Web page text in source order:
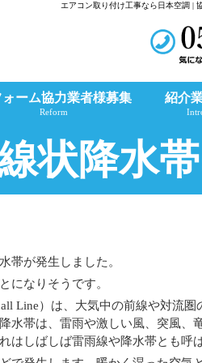
エアコン取り付け工事なら日本空調 |
ーム協力業者様募集
Reform
紹介
状降水
帯が発生しました。
になりそうです。
Line）は、大気中の前線や対流
水帯は、雷雨や激しい風、突風、
はしばしば雷雨線や降水帯とも呼